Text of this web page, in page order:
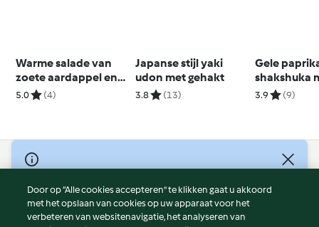
Warme salade van
zoete aardappel en
kikkererwten
5.0 (4)
Japanse stijl yaki
udon met gehakt
3.8 (13)
Gele
shakshuka
avocado
3.9 (9)
© Copyright 2026
Gebruiksvoorwaarden
Privacybeleid
Door op “Alle cookies accepteren” te klikken gaat u akkoord
met het opslaan van cookies op uw apparaat voor het
verbeteren van websitenavigatie, het analyseren van